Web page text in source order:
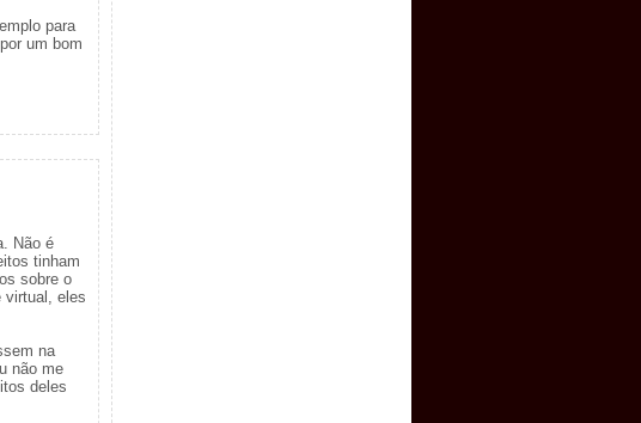
para
um bom
Não é
tinham
sobre o
virtual, eles
na
não me
deles